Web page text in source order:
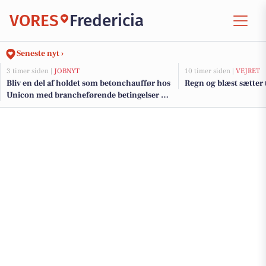
VORES Fredericia
Seneste nyt ›
3 timer siden | JOBNYT
Bliv en del af holdet som betonchauffør hos
Unicon med brancheførende betingelser og
karrieremuligheder
10 timer siden | VEJRET
Regn og blæst sætter